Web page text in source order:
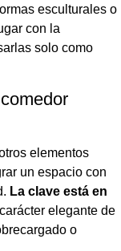
esculturales o
con la
solo como
elementos
un espacio con
La clave está en
elegante de
o